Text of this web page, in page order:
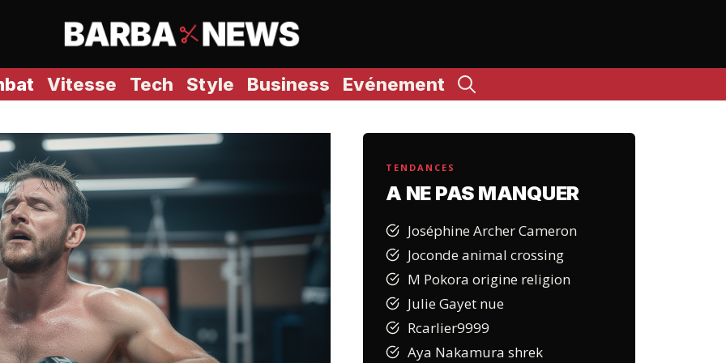
Vitesse Tech Style Business Evénement
TENDANCES
A NE PAS MANQUER
Joséphine Archer Cameron
Joconde animal crossing
M Pokora origine religion
Julie Gayet nue
Rcarlier9999
Aya Nakamura shrek